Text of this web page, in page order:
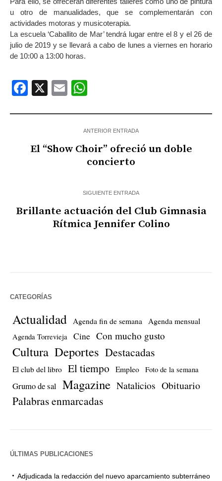
u otro de manualidades, que se complementarán con
actividades motoras y musicoterapia.
La escuela ‘Caballito de Mar’ tendrá lugar entre el 8 y el 26 de
julio de 2019 y se llevará a cabo de lunes a viernes en horario
de 10:00 a 13:00 horas.
Facebook
X Email
ANTERIOR ENTRADA
El “Show Choir” ofreció un doble
concierto
SIGUIENTE ENTRADA
Brillante actuación del Club Gimnasia
Rítmica Jennifer Colino
CATEGORÍAS
Actualidad Agenda fin de semana Agenda mensual
Agenda Torrevieja Cine Con mucho gusto
Cultura Deportes Destacadas
El club del libro El tiempo Empleo Foto de la semana
Grumo de sal Magazine Natalicios Obituario
Palabras enmarcadas
ÚLTIMAS PUBLICACIONES
Adjudicada la redacción del nuevo aparcamiento subterráneo